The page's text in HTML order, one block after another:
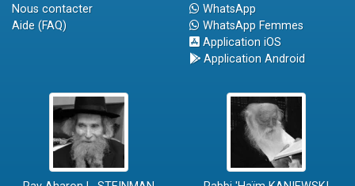
Nous contacter
Aide (FAQ)
WhatsApp
WhatsApp Femmes
Application iOS
Application Android